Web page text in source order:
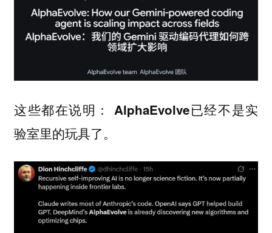
这些都在说明： AlphaEvolve已经不是实
验室里的玩具了。